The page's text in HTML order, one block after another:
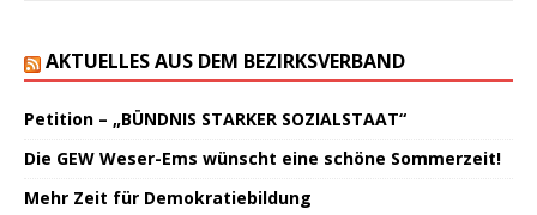
AKTUELLES AUS DEM BEZIRKSVERBAND
Petition – „BÜNDNIS STARKER SOZIALSTAAT“
Die GEW Weser-Ems wünscht eine schöne Sommerzeit!
Mehr Zeit für Demokratiebildung